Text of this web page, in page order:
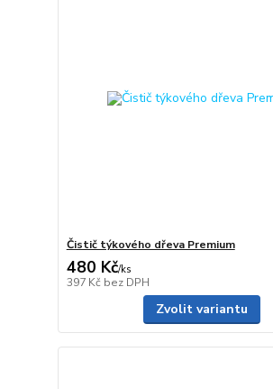
Čistič týkového dřeva Premium
480 Kč/ks
397 Kč bez DPH
Zvolit variantu